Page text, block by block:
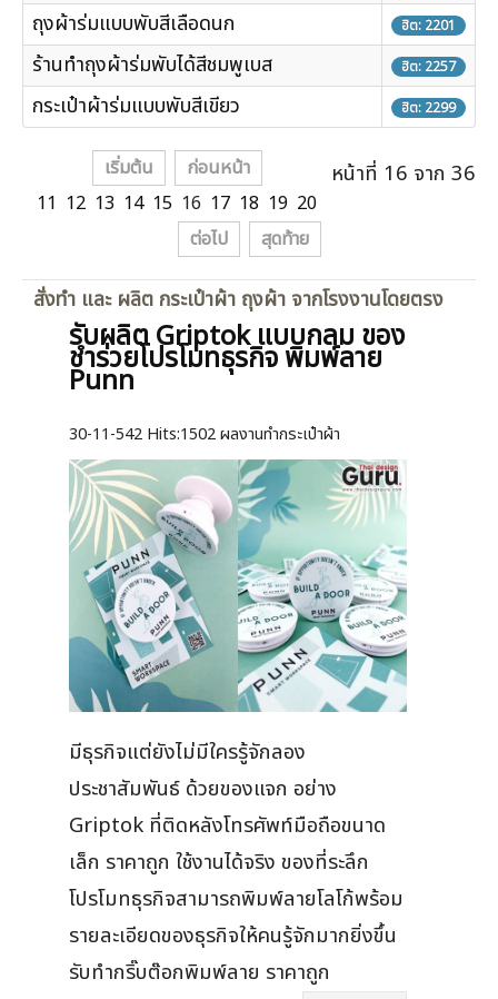
ถุงผ้าร่มแบบพับสีเลือดนก ฮิต: 2201
ร้านทำถุงผ้าร่มพับได้สีชมพูเบส ฮิต: 2257
กระเป๋าผ้าร่มแบบพับสีเขียว ฮิต: 2299
หน้าที่ 16 จาก 36
เริ่มต้น
ก่อนหน้า
11 12 13 14 15 16 17 18 19 20
ต่อไป
สุดท้าย
สั่งทำ และ ผลิต กระเป๋าผ้า ถุงผ้า จากโรงงานโดยตรง
รับผลิต Griptok แบบกลม ของ
ชำร่วยโปรโมทธุรกิจ พิมพ์ลาย
Punn
30-11-542 Hits:1502 ผลงานทำกระเป๋าผ้า
มีธุรกิจแต่ยังไม่มีใครรู้จักลอง
ประชาสัมพันธ์ ด้วยของแจก อย่าง
Griptok ที่ติดหลังโทรศัพท์มือถือขนาด
เล็ก ราคาถูก ใช้งานได้จริง ของที่ระลึก
โปรโมทธุรกิจสามารถพิมพ์ลายโลโก้พร้อม
รายละเอียดของธุรกิจให้คนรู้จักมากยิ่งขึ้น
รับทำกริ๊บต๊อกพิมพ์ลาย ราคาถูก